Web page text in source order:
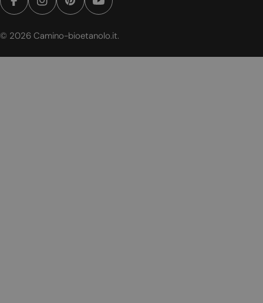
pagamento
FacebookInstagramPinterestYouTube
© 2026 Camino-bioetanolo.it.